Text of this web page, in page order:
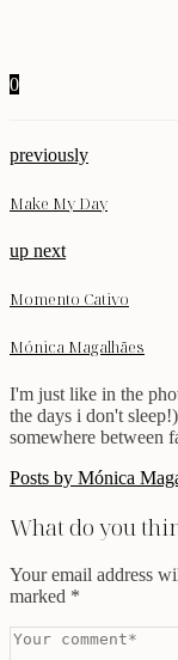
0
previously
Make My Day
up next
Momento Cativo
Mónica Magalhães
I'm just like in the
the days i don't
somewhere between
Posts by Mónica
What do you
Your email address
marked *